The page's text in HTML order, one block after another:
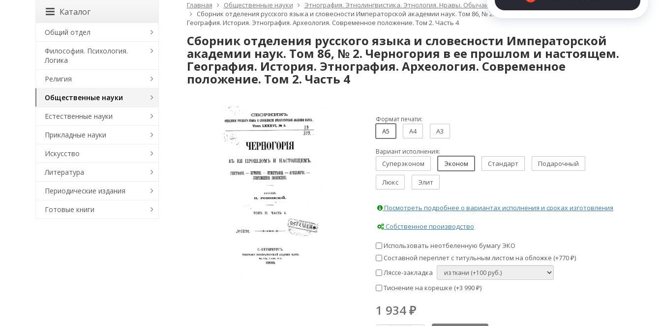
Главная Общественные науки
Этнография. Этнолингвистика. Этнология. Нравы. Обычаи. Жизнь народа. Фольклор
Сборник отделения русского языка и словесности Императорской академии наук. Том 86, № 2. Черногория в ее прошлом и настоящем.
География. История. Этнография. Археология. Современное положение. Том 2. Часть 4
Сборник отделения русского языка и словесности Императорской
академии наук. Том 86, № 2. Черногория в ее прошлом и настоящем.
География. История. Этнография. Археология. Современное
положение. Том 2. Часть 4
Формат печати:
A5 A4 A3
Вариант исполнения:
Суперэконом Эконом Стандарт Подарочный
Люкс Элит
Посмотреть подробнее о вариантах исполнения и сроках изготовления
Собственное производство
Использовать неотбеленную бумагу ЭКО
Составной переплет с титульным листом на обложке (+770 ₽)
Ляссе-закладка
Тиснение на корешке (+3 990 ₽)
1 934 ₽
Каталог
Общий отдел
Философия. Психология.
Логика
Религия
Общественные науки
Естественные науки
Прикладные науки
Искусство
Литература
Периодические издания
Готовые книги